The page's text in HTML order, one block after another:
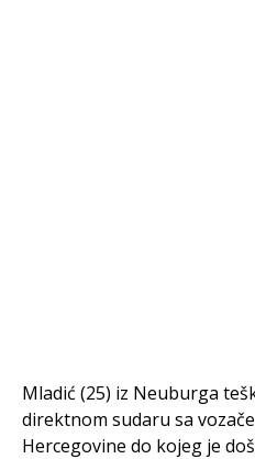
Mladić (25) iz Neuburga
direktnom sudaru sa
Hercegovine do kojeg je